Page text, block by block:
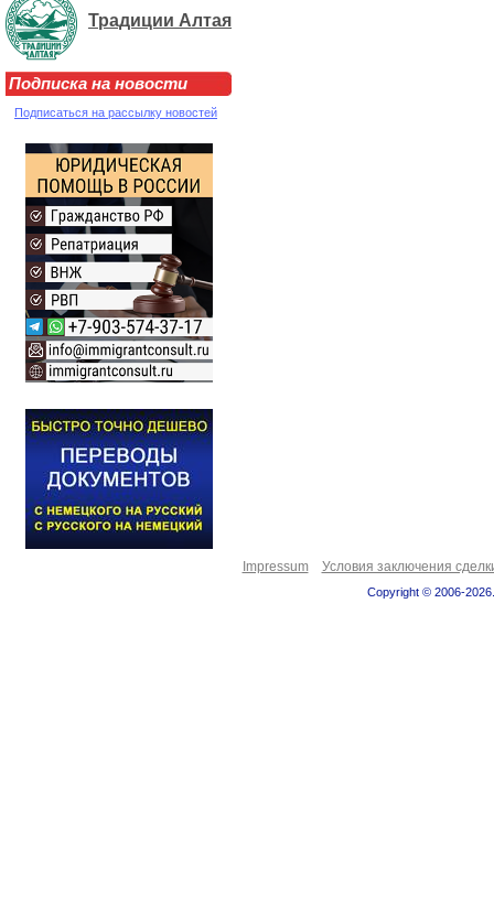
Традиции Алтая
Подписка на новости
Подписаться на рассылку новостей
Impressum Условия заключения
Copyright © 2006-